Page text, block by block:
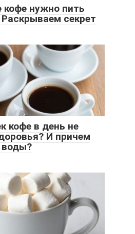
кофе нужно пить
секрет
кофе в день не
И причем
воды?